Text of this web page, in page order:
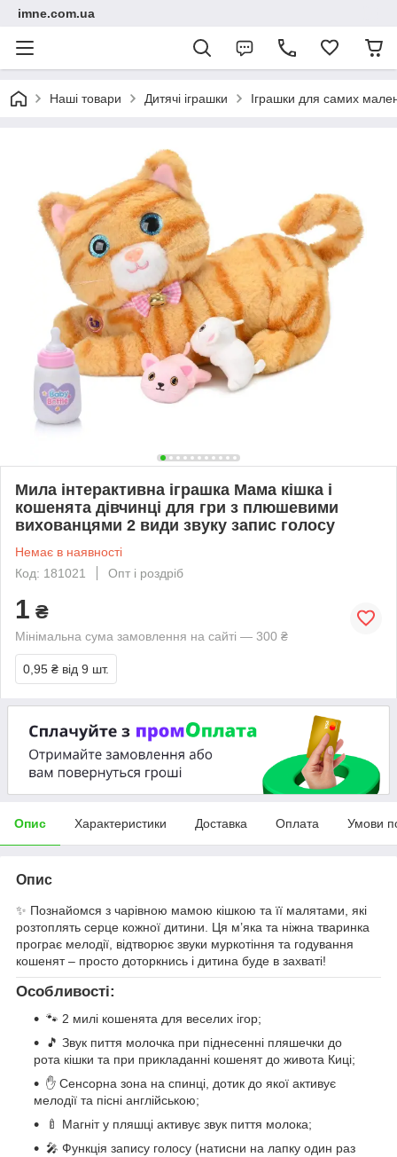
imne.com.ua
Наші товари Дитячі іграшки Іграшки для самих
Мила інтерактивна іграшка Мама кішка і
кошенята дівчинці для гри з плюшевими
вихованцями 2 види звуку запис голосу
Немає в наявності
Код: 181021
Опт і роздріб
1 ₴
Мінімальна сума замовлення на сайті — 300 ₴
0,95 ₴ від 9 шт.
Опис Характеристики Доставка Оплата Умови
Опис
✨ Познайомся з чарівною мамою кішкою та її малятами, які
розтоплять серце кожної дитини. Ця м’яка та ніжна тваринка
програє мелодії, відтворює звуки муркотіння та годування
кошенят – просто доторкнись і дитина буде в захваті!
Особливості:
🐾 2 милі кошенята для веселих ігор;
🎵 Звук пиття молочка при піднесенні пляшечки до
рота кішки та при прикладанні кошенят до живота Киці;
✋ Сенсорна зона на спинці, дотик до якої активує
мелодії та пісні англійською;
🍼 Магніт у пляшці активує звук пиття молока;
🎤 Функція запису голосу (натисни на лапку один раз